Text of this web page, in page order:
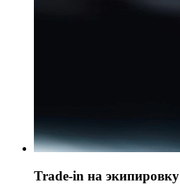
Trade-in на экипировку